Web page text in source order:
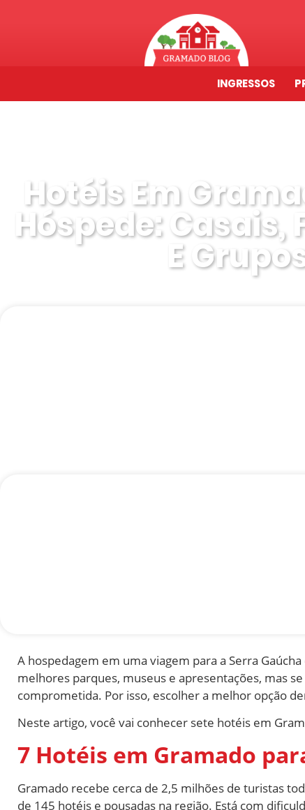
INGRESSOS
Hotéis Em
Hóspede:
E
A hospedagem em uma viagem para a Serra
melhores parques, museus e apresentações, mas
comprometida. Por isso, escolher a melhor opção
Neste artigo, você vai conhecer sete hotéis em
7 Hotéis em Gramado
Gramado recebe cerca de 2,5 milhões de turistas
de 145 hotéis e pousadas na região. Está com